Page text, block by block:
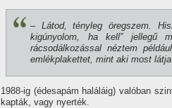
– Látod, tényleg öregszem.
kigúnyolom, ha kell” jellegű
rácsodálkozással néztem
emlékplakettet, mint aki most
1988-ig (édesapám haláláig) va­lóban
kapták, vagy nyerték.